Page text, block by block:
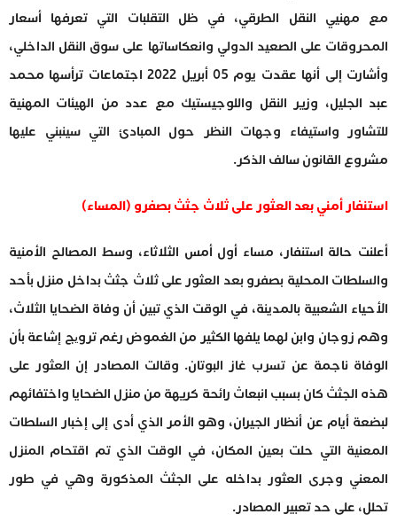
مع مهنيي النقل الطرقي، في ظل التقلبات التي تعرفها أسعار
المحروقات على الصعيد الدولي وانعكاساتها على سوق النقل الداخلي،
وأشارت إلى أنها عقدت يوم 05 أبريل 2022 اجتماعات ترأسها محمد
عبد الجليل، وزير النقل واللوجيستيك مع عدد من الهيئات المهنية
للتشاور واستيفاء وجهات النظر حول المبادئ التي سينبني عليها
مشروع القانون سالف الذكر.
استنفار أمني بعد العثور على ثلاث جثث بصفرو (المساء)
أعلنت حالة استنفار، مساء أول أمس الثلاثاء، وسط المصالح الأمنية
والسلطات المحلية بصفرو بعد العثور على ثلاث جثث بداخل منزل بأحد
الأحياء الشعبية بالمدينة، في الوقت الذي تبين أن وفاة الضحايا الثلاث،
وهم زوجان وابن لهما يلفها الكثير من الغموض رغم ترویج إشاعة بأن
الوفاة ناجمة عن تسرب غاز البوتان. وقالت المصادر إن العثور على
هذه الجثث كان بسبب انبعاث رائحة كريهة من منزل الضحايا واختفائهم
لبضعة أيام عن أنظار الجيران، وهو الأمر الذي أدى إلى إخبار السلطات
المعنية التي حلت بعين المكان، في الوقت الذي تم اقتحام المنزل
المعني وجرى العثور بداخله على الجثث المذكورة وهي في طور
تحلل، على حد تعبير المصادر.